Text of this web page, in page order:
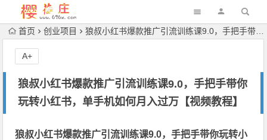
首页 创业项目 狼叔小红书爆款推广引流训练课9.0，手把手带你玩转小红书，单手机如何月入过万【视频教程】
狼叔小红书爆款推广引流训练课9.0，手把手带你
玩转小红书，单手机如何月入过万【视频教程】
A+
狼叔小红书爆款推广引流训练课9.0，手把手带你玩转小